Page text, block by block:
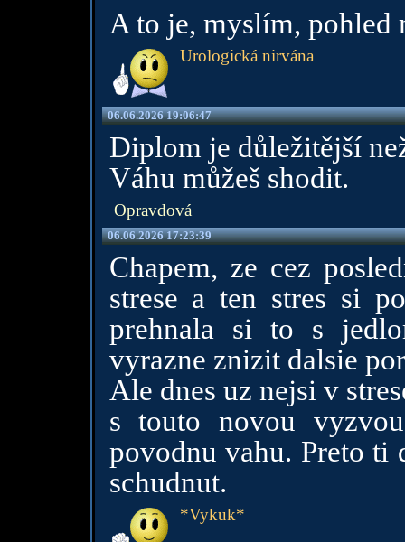
A to je, myslím, pohled
Urologická nirvána
06.06.2026 19:06:47
Diplom je důležitější
Váhu můžeš shodit.
Opravdová
06.06.2026 17:23:39
Chapem, ze cez
strese a ten stres si
prehnala si to s
vyrazne znizit dalsie
Ale dnes uz nejsi v
s touto novou
povodnu vahu. Preto ti
schudnut.
*Vykuk*